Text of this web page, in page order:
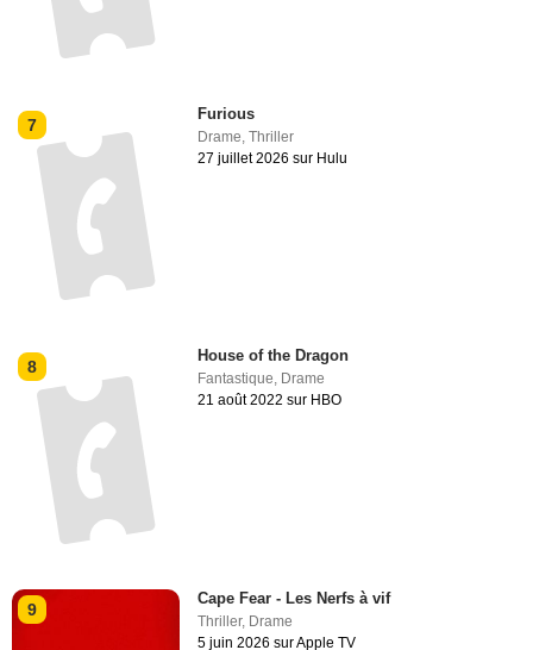
7
Furious
Drame,Thriller
27 juillet 2026 sur Hulu
8
House of the Dragon
Fantastique, Drame
21 août 2022 sur HBO
9
Cape Fear - Les Nerfs à vif
Thriller, Drame
5 juin 2026 sur Apple TV